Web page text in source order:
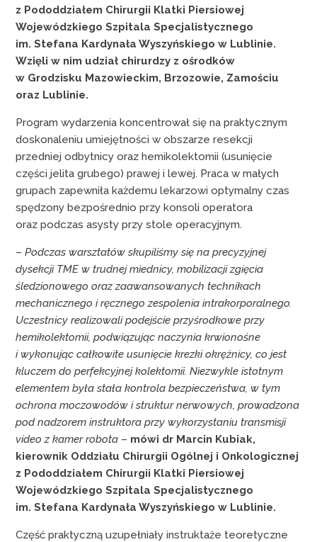
z Pododdziałem Chirurgii Klatki Piersiowej
Wojewódzkiego Szpitala Specjalistycznego
im. Stefana Kardynała Wyszyńskiego w Lublinie.
Wzięli w nim udział chirurdzy z ośrodków
w Grodzisku Mazowieckim, Brzozowie, Zamościu
oraz Lublinie.
Program wydarzenia koncentrował się na praktycznym
doskonaleniu umiejętności w obszarze resekcji
przedniej odbytnicy oraz hemikolektomii (usunięcie
części jelita grubego) prawej i lewej. Praca w małych
grupach zapewniła każdemu lekarzowi optymalny czas
spędzony bezpośrednio przy konsoli operatora
oraz podczas asysty przy stole operacyjnym.
–Podczas warsztatów skupiliśmy się na precyzyjnej
dysekcji TME w trudnej miednicy, mobilizacji zgięcia
śledzionowego oraz zaawansowanych technikach
mechanicznego i ręcznego zespolenia intrakorporalnego.
Uczestnicy realizowali podejście przyśrodkowe przy
hemikolektomii, podwiązując naczynia krwionośne
i wykonując całkowite usunięcie krezki okrężnicy, co jest
kluczem do perfekcyjnej kolektomii. Niezwykle istotnym
elementem była stała kontrola bezpieczeństwa, w tym
ochrona moczowodów i struktur nerwowych, prowadzona
pod nadzorem instruktora przy wykorzystaniu transmisji
video z kamer robota – mówi dr Marcin Kubiak,
kierownik Oddziału Chirurgii Ogólnej i Onkologicznej
z Pododdziałem Chirurgii Klatki Piersiowej
Wojewódzkiego Szpitala Specjalistycznego
im. Stefana Kardynała Wyszyńskiego w Lublinie.
Część praktyczną uzupełniały instruktaże teoretyczne